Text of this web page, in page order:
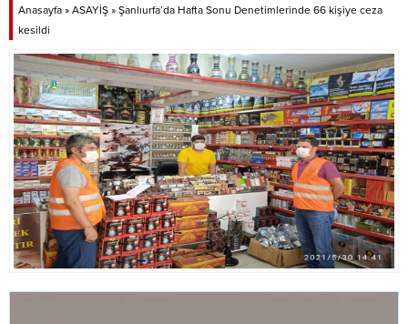
Anasayfa » ASAYİŞ » Şanlıurfa’da Hafta Sonu Denetimlerinde 66 kişiye ceza
kesildi